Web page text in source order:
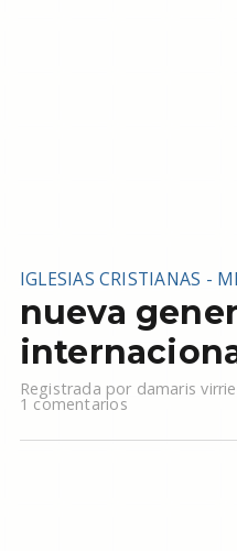
IGLESIAS CRISTIANAS -
nueva
Registrada por damaris
1 comentarios